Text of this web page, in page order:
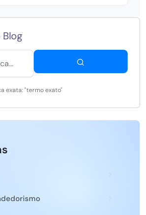
Blog
exata: "termo exato"